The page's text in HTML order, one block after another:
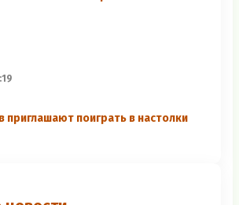
приглашают поиграть в настолки